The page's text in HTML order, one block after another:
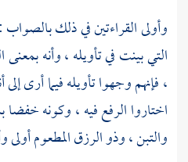
وأولى القراءتين في ذلك
التي بينت في تأويله ، وأنه
، فإنهم وجهوا تأويله فيما أرى
اختاروا الرفع فيه ، وكونه
والتبن ، وذو الرزق المطعوم أولى